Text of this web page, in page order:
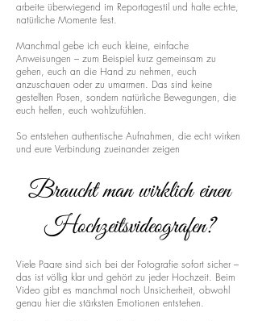
arbeite überwiegend im Reportagestil und halte echte,
natürliche Momente fest.
Manchmal gebe ich euch kleine, einfache
Anweisungen – zum Beispiel kurz gemeinsam zu
gehen, euch an die Hand zu nehmen, euch
anzuschauen oder zu umarmen. Das sind keine
gestellten Posen, sondern natürliche Bewegungen, die
euch helfen, euch wohlzufühlen.
So entstehen authentische Aufnahmen, die echt wirken
und eure Verbindung zueinander zeigen
Braucht man wirklich einen
Hochzeitsvideografen?
Viele Paare sind sich bei der Fotografie sofort sicher –
das ist völlig klar und gehört zu jeder Hochzeit. Beim
Video gibt es manchmal noch Unsicherheit, obwohl
genau hier die stärksten Emotionen entstehen.